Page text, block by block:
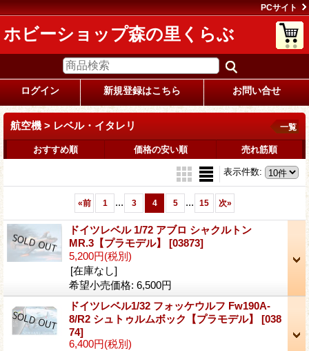
PCサイト
ホビーショップ森の里くらぶ
ログイン 新規登録はこちら お問い合せ
航空機 > レベル・イタレリ 一覧
おすすめ順 価格の安い順 売れ筋順
表示件数:
«前 1 ... 3 4 5 ... 15 次»
ドイツレベル 1/72 アブロ シャクルトン
MR.3【プラモデル】 [03873]
5,200円(税別)
[在庫なし]
希望小売価格: 6,500円
ドイツレベル1/32 フォッケウルフ Fw190A-
8/R2 シュトゥルムボック【プラモデル】 [038
74]
6,400円(税別)